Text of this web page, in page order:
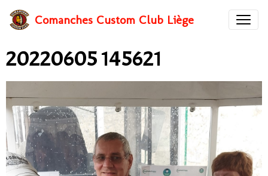
Comanches Custom Club Liège
20220605 145621